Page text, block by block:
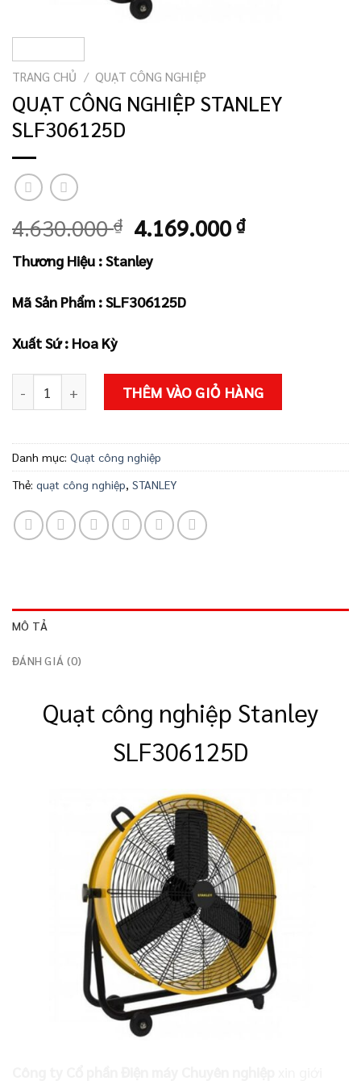
TRANG CHỦ / QUẠT CÔNG NGHIỆP
QUẠT CÔNG NGHIỆP STANLEY
SLF306125D
4.630.000₫ Giá
gốc
là:
4.630.000 ₫.
4.169.000₫Giá
Thương Hiệu : Stanley
Mã Sản Phẩm : SLF306125D
Xuất Sứ : Hoa Kỳ
QUẠT CÔNG NGHIỆP STANLEY SLF306125D số lượng
THÊM VÀO GIỎ HÀNG
Danh mục: Quạt công nghiệp
Thẻ: quạt công nghiệp, STANLEY
MÔ TẢ
ĐÁNH GIÁ (0)
Quạt công nghiệp Stanley
SLF306125D